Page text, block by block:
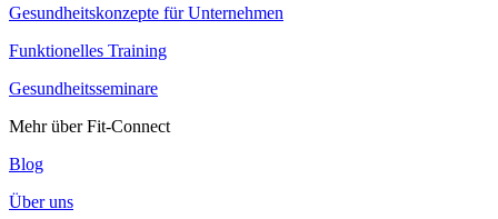
Gesundheitskonzepte für Unternehmen
Funktionelles Training
Gesundheitsseminare
Mehr über Fit-Connect
Blog
Über uns